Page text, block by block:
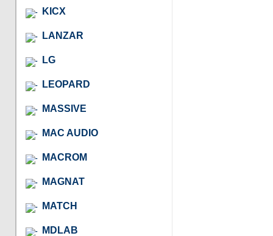
KICX
LANZAR
LG
LEOPARD
MASSIVE
MAC AUDIO
MACROM
MAGNAT
MATCH
MDLAB